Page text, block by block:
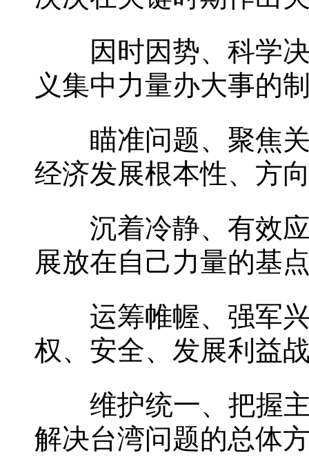
因时因势、科学决
义集中力量办大事的
瞄准问题、聚焦关
经济发展根本性、方
沉着冷静、有效应
展放在自己力量的基
运筹帷幄、强军兴
权、安全、发展利益
维护统一、把握主
解决台湾问题的总体